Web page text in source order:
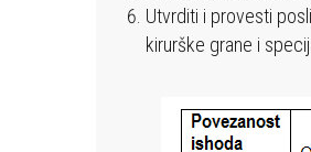
Utvrditi i provesti
kirurške grane i